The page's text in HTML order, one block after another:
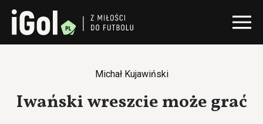
Michał Kujawiński
Iwański wreszcie może grać